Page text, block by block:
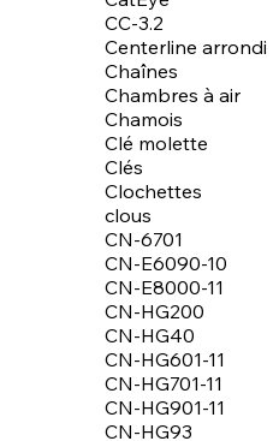
CC-3.2
Centerline arrondi
Chaînes
Chambres à air
Chamois
Clé molette
Clés
Clochettes
clous
CN-6701
CN-E6090-10
CN-E8000-11
CN-HG200
CN-HG40
CN-HG601-11
CN-HG701-11
CN-HG901-11
CN-HG93